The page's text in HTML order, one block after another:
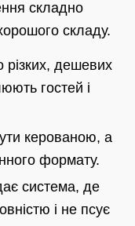
складно
складу.
різких, дешевих
гостей і
керованою, а
формату.
система, де
і не псує